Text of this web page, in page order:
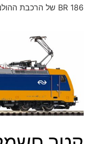
BR 186 של הרכבת ההולנדית (NS) – (הפעלה אנלוגית)